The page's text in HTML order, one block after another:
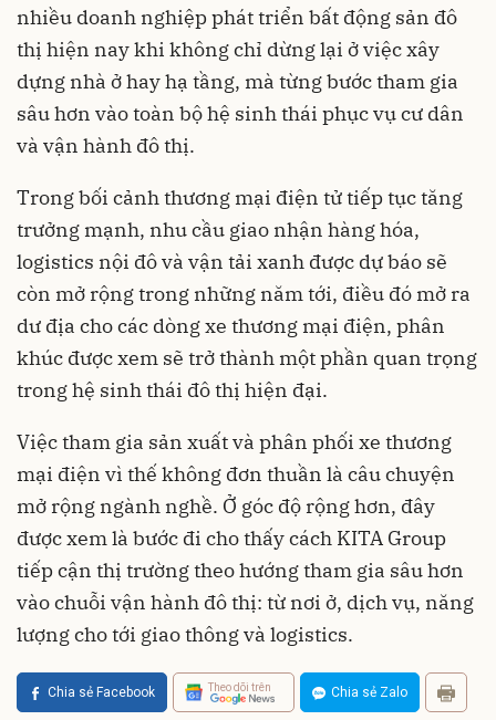
nhiều doanh nghiệp phát triển bất động sản đô
thị hiện nay khi không chỉ dừng lại ở việc xây
dựng nhà ở hay hạ tầng, mà từng bước tham gia
sâu hơn vào toàn bộ hệ sinh thái phục vụ cư dân
và vận hành đô thị.
Trong bối cảnh thương mại điện tử tiếp tục tăng
trưởng mạnh, nhu cầu giao nhận hàng hóa,
logistics nội đô và vận tải xanh được dự báo sẽ
còn mở rộng trong những năm tới, điều đó mở ra
dư địa cho các dòng xe thương mại điện, phân
khúc được xem sẽ trở thành một phần quan trọng
trong hệ sinh thái đô thị hiện đại.
Việc tham gia sản xuất và phân phối xe thương
mại điện vì thế không đơn thuần là câu chuyện
mở rộng ngành nghề. Ở góc độ rộng hơn, đây
được xem là bước đi cho thấy cách KITA Group
tiếp cận thị trường theo hướng tham gia sâu hơn
vào chuỗi vận hành đô thị: từ nơi ở, dịch vụ, năng
lượng cho tới giao thông và logistics.
Chia sẻ Facebook Theo dõi trên Chia sẻ Zalo